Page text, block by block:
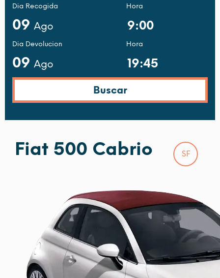
Dia Recogida
09 Ago
Hora
Dia Devolucion
09 Ago
Hora
Fiat 500 Cabrio SF